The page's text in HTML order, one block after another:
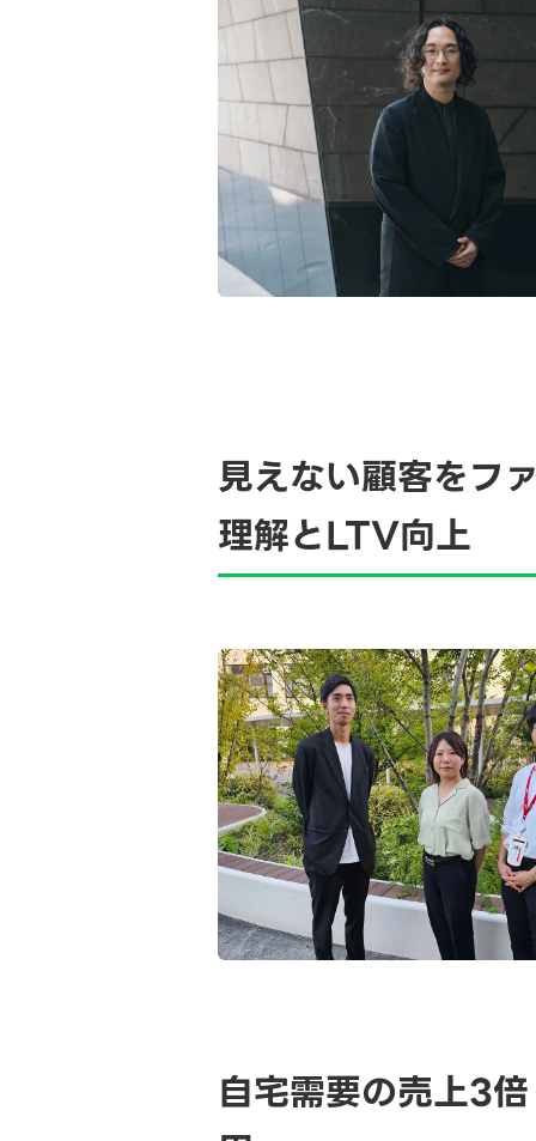
見えない顧客をフ
理解とLTV向上
自宅需要の売上3